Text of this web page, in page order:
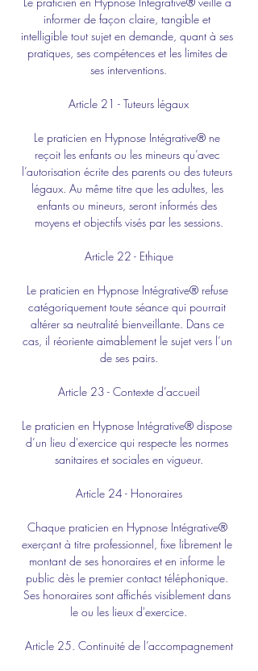
informer de façon claire, tangible et
intelligible tout sujet en demande, quant à ses
pratiques, ses compétences et les limites de
ses interventions.
Article 21 - Tuteurs légaux
Le praticien en Hypnose Intégrative® ne
reçoit les enfants ou les mineurs qu’avec
l’autorisation écrite des parents ou des tuteurs
légaux. Au même titre que les adultes, les
enfants ou mineurs, seront informés des
moyens et objectifs visés par les sessions.
Article 22 - Ethique
Le praticien en Hypnose Intégrative® refuse
catégoriquement toute séance qui pourrait
altérer sa neutralité bienveillante. Dans ce
cas, il réoriente aimablement le sujet vers l’un
de ses pairs.
Article 23 - Contexte d’accueil
Le praticien en Hypnose Intégrative® dispose
d’un lieu d'exercice qui respecte les normes
sanitaires et sociales en vigueur.
Article 24 - Honoraires
Chaque praticien en Hypnose Intégrative®
exerçant à titre professionnel, fixe librement le
montant de ses honoraires et en informe le
public dès le premier contact téléphonique.
Ses honoraires sont affichés visiblement dans
le ou les lieux d'exercice.
Article 25. Continuité de l’accompagnement